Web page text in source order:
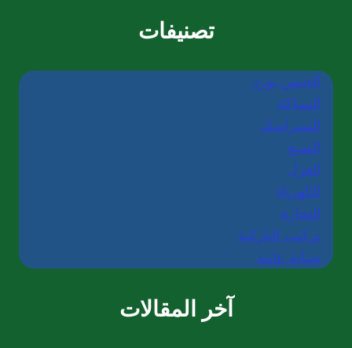
تصنيفات
الجبس بورد
السباكة
السيراميك
الصبغ
العزل
الكهرباء
النجارة
تركيب الباركية
صيانة عامة
آخر المقالات